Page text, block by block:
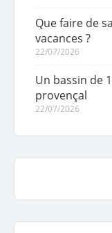
Que faire de
vacances ?
22/07/2026
Un bassin de
provençal
22/07/2026